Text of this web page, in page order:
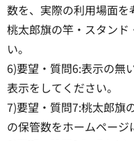
数を、実際の利用場面を
桃太郎旗の竿・スタンド
い。
6)要望・質問6:表示の無
表示をしてください。
7)要望・質問7:桃太郎旗
の保管数をホームページ